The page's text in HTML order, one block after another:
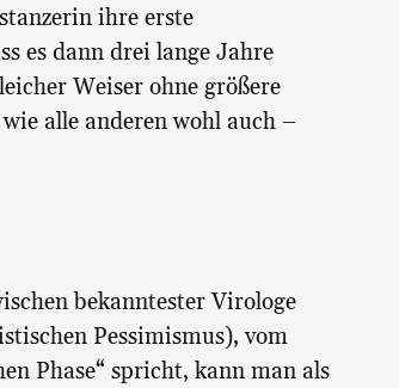
ihre erste
es dann drei lange Jahre
Weiser ohne größere
alle anderen wohl auch –
bekanntester Virologe
Pessimismus), vom
Phase“ spricht, kann man als